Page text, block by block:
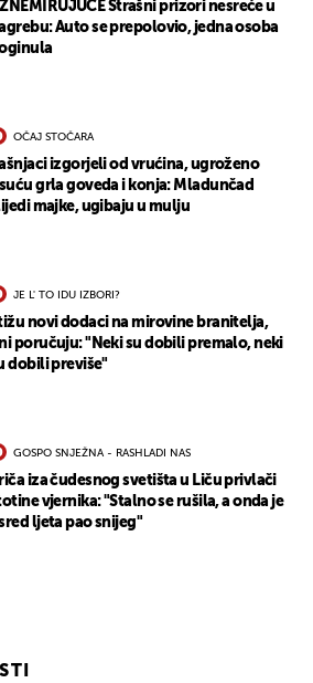
Strašni prizori nesreće u
Auto se prepolovio, jedna osoba
OČAJ STOČARA
izgorjeli od vrućina, ugroženo
grla goveda i konja: Mladunčad
majke, ugibaju u mulju
JE L' TO IDU IZBORI?
novi dodaci na mirovine branitelja,
poručuju: "Neki su dobili premalo, neki
dobili previše"
GOSPO SNJEŽNA - RASHLADI NAS
iza čudesnog svetišta u Liču privlači
vjernika: "Stalno se rušila, a onda je
ljeta pao snijeg"
NOTIFIKACIJE